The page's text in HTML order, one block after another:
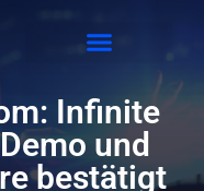
Infinite
und
bestätigt